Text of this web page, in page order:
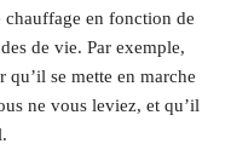
en fonction de
de vie. Par exemple,
se mette en marche
ne vous leviez, et qu’il